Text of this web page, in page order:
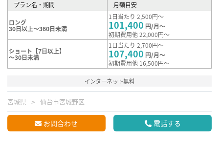
プラン名・期間 月額目安
ロング
30日以上～360日未満
1日当たり 2,500円～
101,400 円/月～
初期費用他 22,000円～
ショート【7日以上】
～30日未満
1日当たり 2,700円～
107,400 円/月～
初期費用他 16,500円～
インターネット無料
宮城県 仙台市宮城野区
お問合わせ 電話する